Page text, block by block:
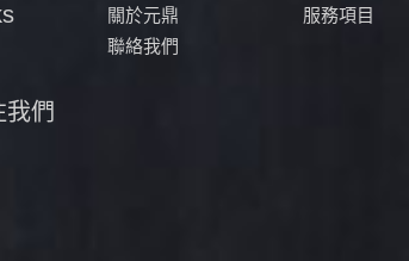
關於元鼎 服務項目
聯絡我們
我們